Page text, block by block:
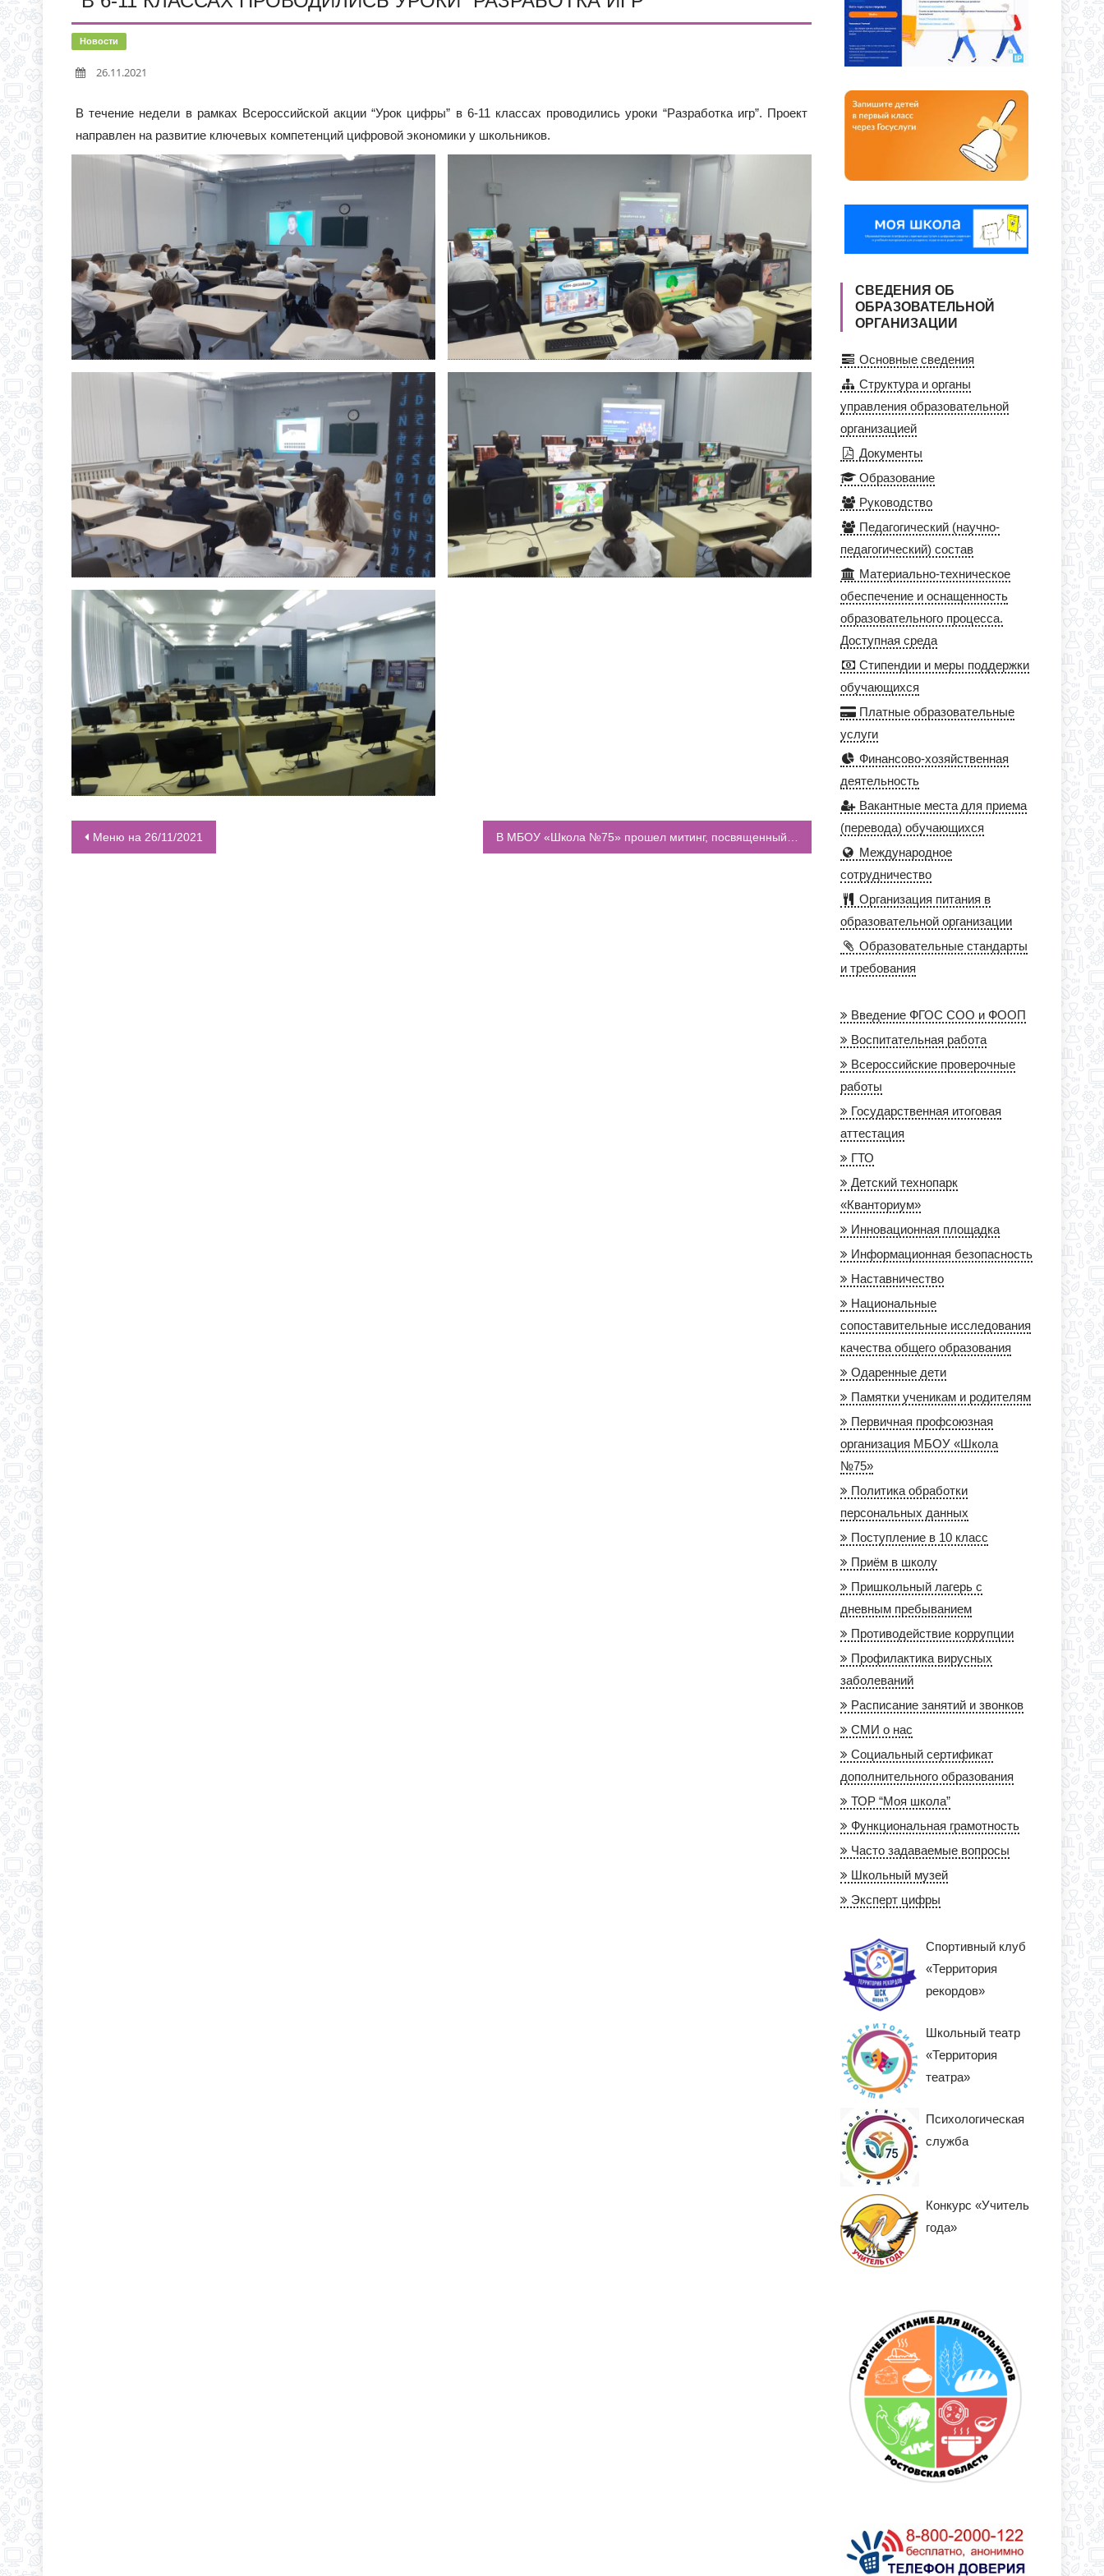
НОВАЯ ЭПИДЕМИЯ «ТИШИНЫ»: ПОЧЕМУ ПОДРОСТКИ ВСЁ ЧАЩЕ ВЫБИРАЮТ АПТЕКУ?
С 1 СЕНТЯБРЯ 2026 ГОДА В МБОУ «ШКОЛА № 75» ОТКРЫВАЮТСЯ КЛАССЫ ПОЛНОГО ДНЯ ПО АДРЕСУ: УЛ. Ю. ДУБИНИНА,
Новости
26.11.2021
В течение недели в рамках Всероссийской акции “Урок цифры” в 6-11 классах проводились уроки “Разработка игр”. Проект
направлен на развитие ключевых компетенций цифровой экономики у школьников.
НАВИГАЦИЯ ПО ЗАПИСЯМ
Меню на 26/11/2021
СВЕДЕНИЯ ОБ
ОБРАЗОВАТЕЛЬНОЙ
ОРГАНИЗАЦИИ
Основные сведения
Структура и органы
управления образовательной
организацией
Документы
Образование
Руководство
Педагогический (научно-
педагогический) состав
Материально-техническое
обеспечение и оснащенность
образовательного процесса.
Доступная среда
Стипендии и меры поддержки
обучающихся
Платные образовательные
услуги
Финансово-хозяйственная
деятельность
Вакантные места для приема
(перевода) обучающихся
Международное
сотрудничество
Организация питания в
образовательной организации
Образовательные стандарты
и требования
Введение ФГОС СОО и ФООП
Воспитательная работа
Всероссийские проверочные
работы
Государственная итоговая
аттестация
ГТО
Детский технопарк
«Кванториум»
Инновационная площадка
Информационная безопасность
Наставничество
Национальные
сопоставительные исследования
качества общего образования
Одаренные дети
Памятки ученикам и родителям
Первичная профсоюзная
организация МБОУ «Школа
№75»
Политика обработки
персональных данных
Поступление в 10 класс
Приём в школу
Пришкольный лагерь с
дневным пребыванием
Противодействие коррупции
Профилактика вирусных
заболеваний
Расписание занятий и звонков
СМИ о нас
Социальный сертификат
дополнительного образования
ТОР “Моя школа”
Функциональная грамотность
Часто задаваемые вопросы
Школьный музей
Эксперт цифры
Спортивный клуб
«Территория
рекордов»
Школьный театр
«Территория
театра»
Психологическая
служба
Конкурс «Учитель
года»